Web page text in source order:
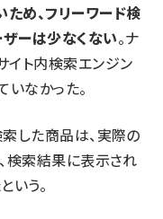
め、フリーワード検
ーは少なくない。ナ
イト内検索エンジン
いなかった。
した商品は、実際の
検索結果に表示され
いう。